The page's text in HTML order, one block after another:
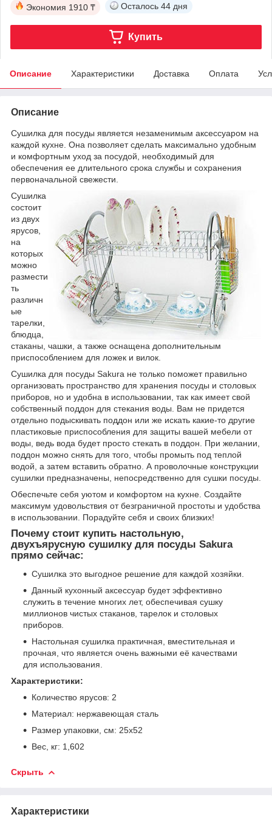
Экономия 1910 ₸ Осталось 44 дня
Купить
Описание Характеристики Доставка Оплата
Описание
Сушилка для посуды является незаменимым аксессуаром на
каждой кухне. Она позволяет сделать максимально удобным
и комфортным уход за посудой, необходимый для
обеспечения ее длительного срока службы и сохранения
первоначальной свежести.
Сушилка
состоит
из двух
ярусов,
на
которых
можно
размести
ть
различн
ые
тарелки,
блюдца,
стаканы, чашки, а также оснащена дополнительным
приспособлением для ложек и вилок.
Сушилка для посуды Sakura не только поможет правильно
организовать пространство для хранения посуды и столовых
приборов, но и удобна в использовании, так как имеет свой
собственный поддон для стекания воды. Вам не придется
отдельно подыскивать поддон или же искать какие-то другие
пластиковые приспособления для защиты вашей мебели от
воды, ведь вода будет просто стекать в поддон. При желании,
поддон можно снять для того, чтобы промыть под теплой
водой, а затем вставить обратно. А проволочные конструкции
сушилки предназначены, непосредственно для сушки посуды.
Обеспечьте себя уютом и комфортом на кухне. Создайте
максимум удовольствия от безграничной простоты и удобства
в использовании. Порадуйте себя и своих близких!
Почему стоит купить настольную,
двухъярусную сушилку для посуды Sakura
прямо сейчас:
Сушилка это выгодное решение для каждой хозяйки.
Данный кухонный аксессуар будет эффективно
служить в течение многих лет, обеспечивая сушку
миллионов чистых стаканов, тарелок и столовых
приборов.
Настольная сушилка практичная, вместительная и
прочная, что является очень важными её качествами
для использования.
Характеристики:
Количество ярусов: 2
Материал: нержавеющая сталь
Размер упаковки, см: 25х52
Вес, кг: 1,602
Скрыть
Характеристики